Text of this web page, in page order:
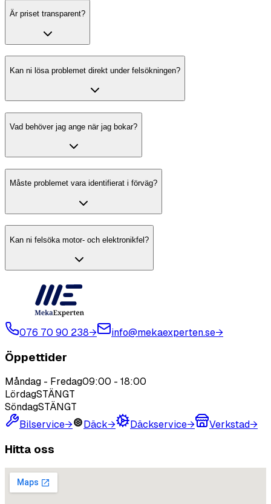
Är priset transparent?
Kan ni lösa problemet direkt under felsökningen?
Vad behöver jag ange när jag bokar?
Måste problemet vara identifierat i förväg?
Kan ni felsöka motor- och elektronikfel?
076 70 90 238→ info@mekaexperten.se→
Öppettider
Måndag - Fredag09:00 - 18:00
LördagSTÄNGT
SöndagSTÄNGT
Bilservice→ Däck→ Däckservice→ Verkstad→
Hitta oss